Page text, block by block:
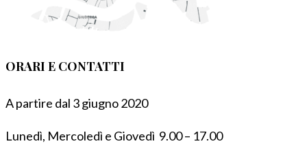
ORARI E CONTATTI
A partire dal 3 giugno 2020
Lunedì, Mercoledì e Giovedì 9.00 – 17.00